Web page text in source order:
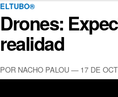
ELTUBO®
Drones:
realidad
POR NACHO PALOU —17 DE